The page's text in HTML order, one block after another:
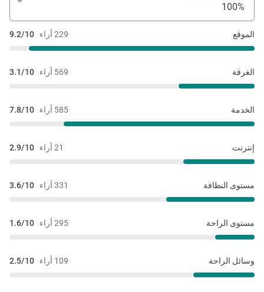
100%
229 أراء 9.2/10 الموقع
569 أراء 3.1/10 الغرفة
585 أراء 7.8/10 الخدمة
21 أراء 2.9/10 إنترنت
331 أراء 3.6/10 مستوى النظافة
295 أراء 1.6/10 مستوى الراحة
109 أراء 2.5/10 وسائل الراحة